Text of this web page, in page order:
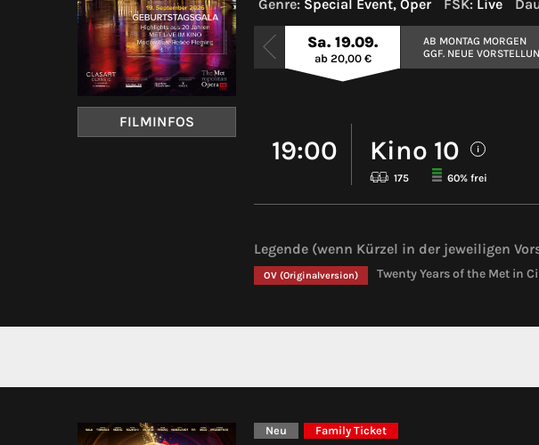
FILMINFOS
Genre: Special Event, Oper FSK: Live
Sa. 19.09.
ab 20,00 €
AB MONTAG MORGEN
GGF. NEUE
19:00 Kino 10 i
175 60% frei
Legende (wenn Kürzel in der jeweiligen
OV (Originalversion) Twenty Years of the Met in
Neu Family Ticket